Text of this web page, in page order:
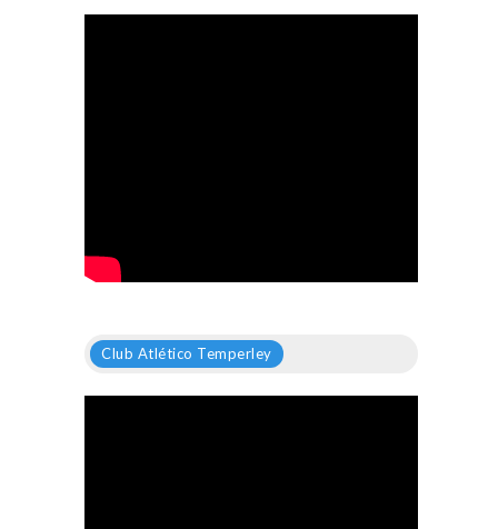
Club Atlético Temperley